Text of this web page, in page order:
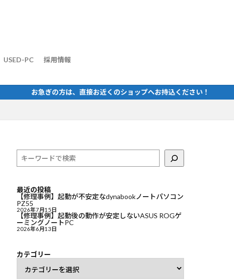
USED-PC 採用情報
お急ぎの方は、直接お近くのショップへお持込ください！
最近の投稿
【修理事例】起動が不安定なdynabookノートパソコン
PZ55
2026年7月15日
【修理事例】起動後の動作が安定しないASUS ROGゲ
ーミングノートPC
2026年6月13日
カテゴリー